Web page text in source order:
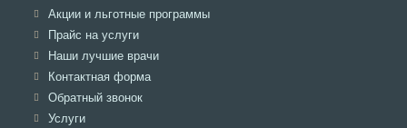
в
вкладке
Акции и льготные программыОткроется
Прайс на услугиОткроется
в
вкладке
Наши лучшие врачиОткроется
Контактная формаОткроется
Обратный звонокОткроется
УслугиОткроется